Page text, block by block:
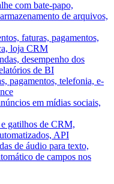
com bate-papo,
de arquivos,
faturas, pagamentos,
loja CRM
desempenho dos
de BI
pagamentos, telefonia, e-
em mídias sociais,
gatilhos de CRM,
API
de áudio para texto,
de campos nos